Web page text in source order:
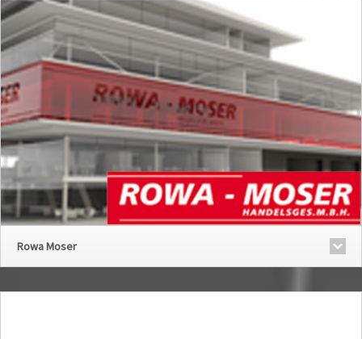
Rowa Moser